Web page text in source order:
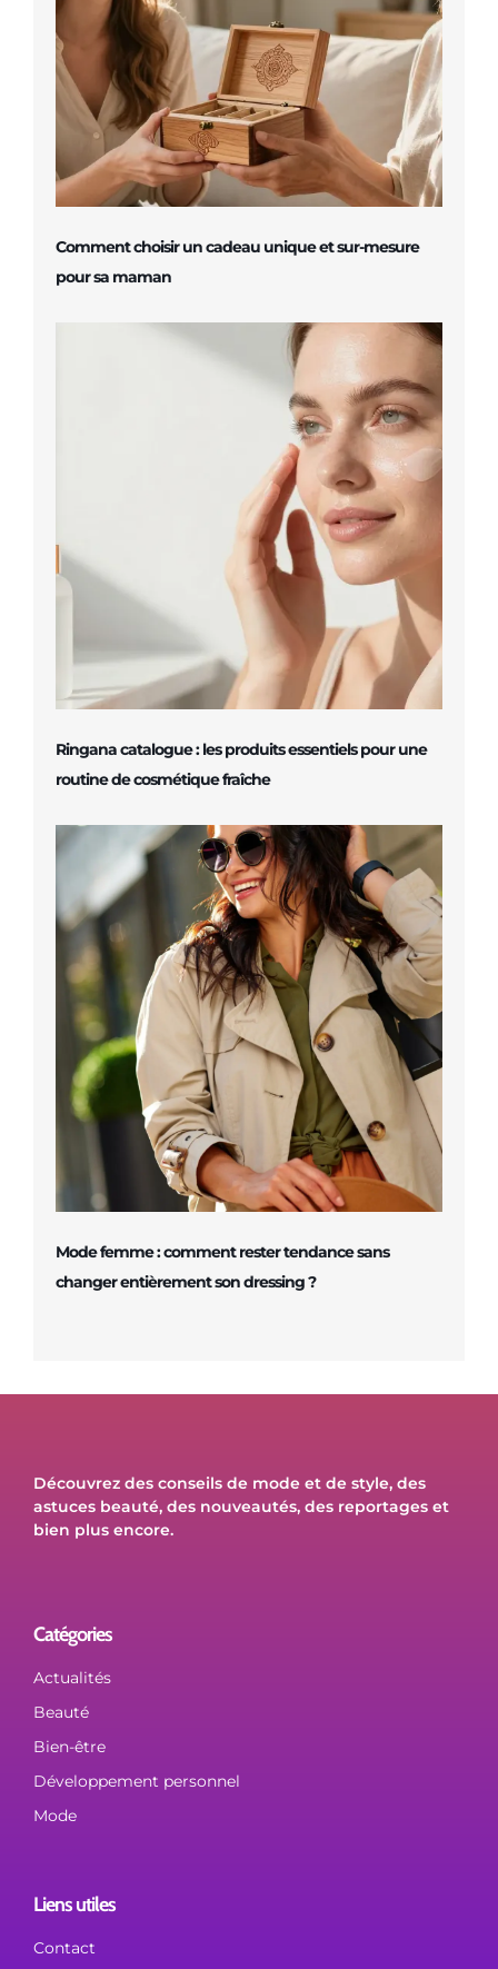
Comment choisir un cadeau unique et sur-mesure
pour sa maman
Ringana catalogue : les produits essentiels pour une
routine de cosmétique fraîche
Mode femme : comment rester tendance sans
changer entièrement son dressing ?
Découvrez des conseils de mode et de style, des
astuces beauté, des nouveautés, des reportages et
bien plus encore.
Catégories
Actualités
Beauté
Bien-être
Développement personnel
Mode
Liens utiles
Contact